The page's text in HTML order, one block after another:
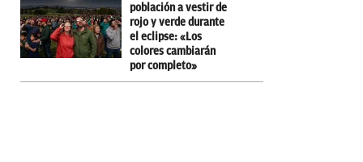
población a vestir de
rojo y verde durante
el eclipse: «Los
colores cambiarán
por completo»